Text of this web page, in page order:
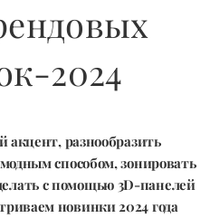
2024
акцент, разнообразить
способом, зонировать
с помощью 3D-панелей
новинки 2024 года